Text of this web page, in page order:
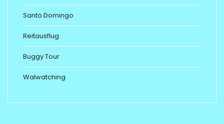
Santo Domingo
Reitausflug
Buggy Tour
Walwatching